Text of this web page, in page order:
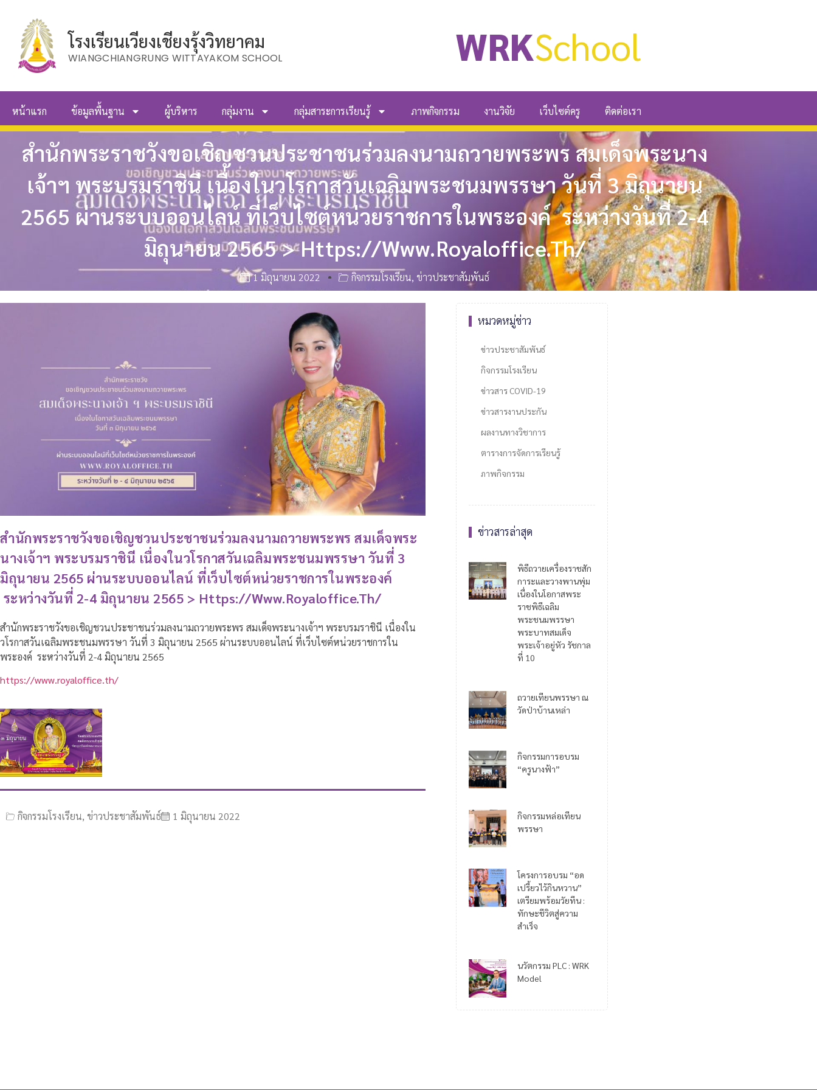
โรงเรียนเวียงเชียงรุ้งวิทยาคม
WIANGCHIANGRUNG WITTAYAKOM SCHOOL WRKSchool
หน้าแรก ข้อมูลพื้นฐาน ผู้บริหาร กลุ่มงาน กลุ่มสาระการเรียนรู้ ภาพกิจกรรม งานวิจัย เว็บไซต์ครู ติดต่อเรา
สำนักพระราชวังขอเชิญชวนประชาชนร่วมลงนามถวายพระพร สมเด็จพระนาง
เจ้าฯ พระบรมราชินี เนื่องในวโรกาสวันเฉลิมพระชนมพรรษา วันที่ 3 มิถุนายน
2565 ผ่านระบบออนไลน์ ที่เว็บไซต์หน่วยราชการในพระองค์ ระหว่างวันที่ 2-4
มิถุนายน 2565 > Https://www.royaloffice.th/
1 มิถุนายน 2022 กิจกรรมโรงเรียน, ข่าวประชาสัมพันธ์
สำนักพระราชวังขอเชิญชวนประชาชนร่วมลงนามถวายพระพร สมเด็จพระ
นางเจ้าฯ พระบรมราชินี เนื่องในวโรกาสวันเฉลิมพระชนมพรรษา วันที่ 3
มิถุนายน 2565 ผ่านระบบออนไลน์ ที่เว็บไซต์หน่วยราชการในพระองค์
ระหว่างวันที่ 2-4 มิถุนายน 2565 > Https://www.royaloffice.th/
สำนักพระราชวังขอเชิญชวนประชาชนร่วมลงนามถวายพระพร สมเด็จพระนางเจ้าฯ พระบรมราชินี เนื่องใน
วโรกาสวันเฉลิมพระชนมพรรษา วันที่ 3 มิถุนายน 2565 ผ่านระบบออนไลน์ ที่เว็บไซต์หน่วยราชการใน
พระองค์ ระหว่างวันที่ 2-4 มิถุนายน 2565
https://www.royaloffice.th/
กิจกรรมโรงเรียน, ข่าวประชาสัมพันธ์ 1 มิถุนายน 2022
หมวดหมู่ข่าว
ข่าวประชาสัมพันธ์
กิจกรรมโรงเรียน
ข่าวสาร COVID-19
ข่าวสารงานประกัน
ผลงานทางวิชาการ
ตารางการจัดการเรียนรู้
ภาพกิจกรรม
ข่าวสารล่าสุด
พิธีถวายเครื่องราชสัก
การะและวางพานพุ่ม
เนื่องในโอกาสพระ
ราชพิธีเฉลิม
พระชนมพรรษา
พระบาทสมเด็จ
พระเจ้าอยู่หัว รัชกาล
ที่ 10
ถวายเทียนพรรษา ณ
วัดป่าบ้านเหล่า
กิจกรรมการอบรม
“ครูนางฟ้า”
กิจกรรมหล่อเทียน
พรรษา
โครงการอบรม “อด
เปรี้ยวไว้กินหวาน”
เตรียมพร้อมวัยทีน :
ทักษะชีวิตสู่ความ
สำเร็จ
นวัตกรรม PLC : WRK
Model